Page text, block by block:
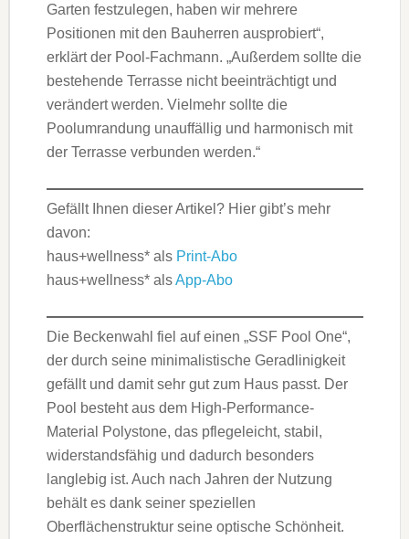
Garten festzulegen, haben wir mehrere
Positionen mit den Bauherren ausprobiert“,
erklärt der Pool-Fachmann. „Außerdem sollte die
bestehende Terrasse nicht beeinträchtigt und
verändert werden. Vielmehr sollte die
Poolumrandung unauffällig und harmonisch mit
der Terrasse verbunden werden.“
Gefällt Ihnen dieser Artikel? Hier gibt’s mehr
davon:
haus+wellness* als Print-Abo
haus+wellness* alsApp-Abo
Die Beckenwahl fiel auf einen „SSF Pool One“,
der durch seine minimalistische Geradlinigkeit
gefällt und damit sehr gut zum Haus passt. Der
Pool besteht aus dem High-Performance-
Material Polystone, das pflegeleicht, stabil,
widerstandsfähig und dadurch besonders
langlebig ist. Auch nach Jahren der Nutzung
behält es dank seiner speziellen
Oberflächenstruktur seine optische Schönheit.